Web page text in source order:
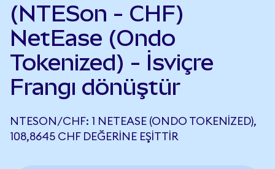
(NTESon - CHF)
NetEase (Ondo
Tokenized) - İsviçre
Frangı dönüştür
NTESON/CHF: 1 NETEASE (ONDO TOKENIZED),
108,8645 CHF DEĞERINE EŞITTIR